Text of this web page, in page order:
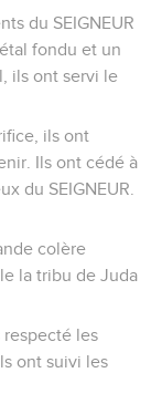
du SEIGNEUR
fondu et un
ils ont servi le
ils ont
Ils ont cédé à
du SEIGNEUR.
colère
la tribu de Juda
respecté les
ont suivi les